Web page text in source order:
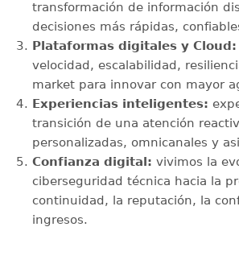
transformación de información
decisiones más rápidas,
Plataformas digitales y Cloud:
velocidad, escalabilidad,
market para innovar con mayor
Experiencias inteligentes:
transición de una atención
personalizadas, omnicanales y
Confianza digital: vivimos la
ciberseguridad técnica hacia la
continuidad, la reputación, la
ingresos.